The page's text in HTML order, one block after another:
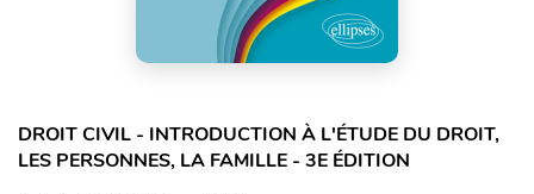
DROIT CIVIL - INTRODUCTION À L'ÉTUDE DU DROIT,
LES PERSONNES, LA FAMILLE - 3E ÉDITION